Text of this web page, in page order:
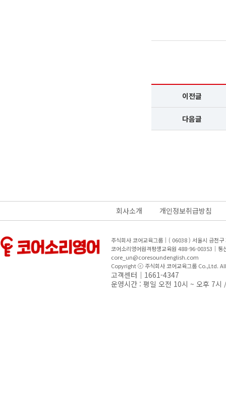
이전글
다음글
회사소개 개인정보취급방침
주식회사 코어교육그룹｜( 06038 ) 서울시 금천
코어소리영어원격평생교육원 488-96-00353｜
core_un@coresoundenglish.com
Copyright ⓒ 주식회사 코어교육그룹 Co.,Ltd.
고객센터｜1661-4347
운영시간 : 평일 오전 10시 ~ 오후 7